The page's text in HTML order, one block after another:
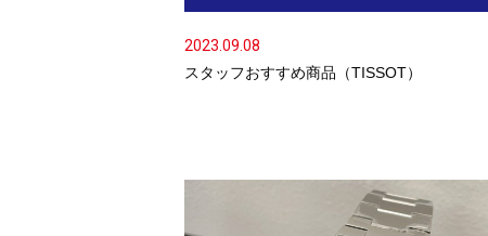
2023.09.08
スタッフおすすめ商品（TISSOT）